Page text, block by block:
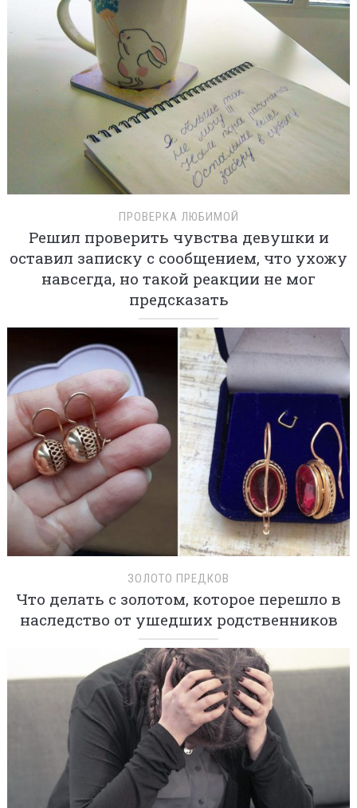
ПРОВЕРКА ЛЮБИМОЙ
Решил проверить чувства девушки и
оставил записку с сообщением, что ухожу
навсегда, но такой реакции не мог
предсказать
ЗОЛОТО ПРЕДКОВ
Что делать с золотом, которое перешло в
наследство от ушедших родственников